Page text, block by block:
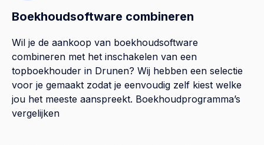
Boekhoudsoftware combineren
Wil je de aankoop van boekhoudsoftware
combineren met het inschakelen van een
topboekhouder in Drunen? Wij hebben een selectie
voor je gemaakt zodat je eenvoudig zelf kiest welke
jou het meeste aanspreekt. Boekhoudprogramma’s
vergelijken